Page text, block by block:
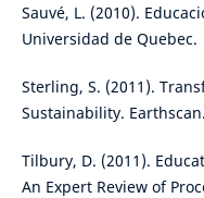
Sauvé, L. (2010).
Universidad de Quebec.
Sterling, S. (2011).
Sustainability. Earthscan.
Tilbury, D. (2011).
An Expert Review of